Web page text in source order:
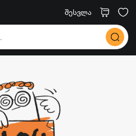
შესვლა